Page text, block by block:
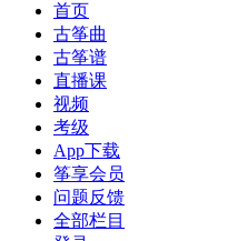
首页
古筝曲
古筝谱
直播课
视频
考级
App下载
筝享会员
问题反馈
全部栏目